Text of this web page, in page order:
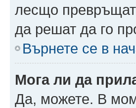
лесщо превръщат
да решат да го
Върнете се в
Мога ли да
Да, можете. В